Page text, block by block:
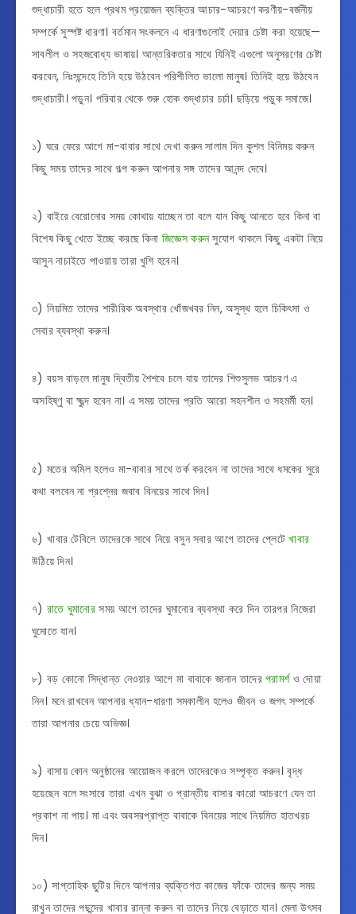
শুদ্ধাচারী হতে হলে প্রথম প্রয়োজন ব্যক্তির আচার-আচরণে করণীয়-বর্জনীয়
সম্পর্কে সুস্পষ্ট ধারণা। বর্তমান সংকলনে এ ধারণাগুলোই দেয়ার চেষ্টা করা হয়েছে—
সাবলীল ও সহজবোধ্য ভাষায়। আন্তরিকতার সাথে যিনিই এগুলো অনুসরণের চেষ্টা
করবেন, নিঃসন্দেহে তিনি হয়ে উঠবেন পরিশীলিত ভালো মানুষ। তিনিই হয়ে উঠবেন
শুদ্ধাচারী। পড়ুন। পরিবার থেকে শুরু হোক শুদ্ধাচার চর্চা। ছড়িয়ে পড়ুক সমাজে।
১) ঘরে ফেরে আগে মা-বাবার সাথে দেখা করুন সালাম দিন কুশল বিনিময় করুন
কিছু সময় তাদের সাথে গল্প করুন আপনার সঙ্গ তাদের আনন্দ দেবে।
২) বাইরে বেরোনোর সময় কোথায় যাচ্ছেন তা বলে যান কিছু আনতে হবে কিনা বা
বিশেষ কিছু খেতে ইচ্ছে করছে কিনাজিজ্ঞেস করুনসুযোগ থাকলে কিছু একটা নিয়ে
আসুন নাচাইতে পাওয়ায় তারা খুশি হবেন।
৩) ⁣নিয়মিত তাদের শারীরিক অবস্থার খোঁজখবর নিন, অসুস্থ হলে চিকিৎসা ও
সেবার ব্যবস্থা করুন।
৪) বয়স বাড়লে মানুষ দ্বিতীয় শৈশবে চলে যায় তাদের শিশুসুলভ আচরণ এ
অসহিষ্ণু বা ক্ষুব্দ হবেন না। এ সময় তাদের প্রতি আরো সহনশীল ও সহমর্মী হন।
৫) মতের অমিল হলেও মা-বাবার সাথে তর্ক করবেন না তাদের সাথে ধমকের সুরে
কথা বলবেন না প্রশ্নের জবাব বিনয়ের সাথে দিন।
৬) ⁣খাবার টেবিলে তাদেরকে সাথে নিয়ে বসুন সবার আগে তাদের প্লেটেখাবার
উঠিয়ে দিন।
৭) রাতে ঘুমানোর সময় আগে তাদের ঘুমানোর ব্যবস্থা করে দিন তারপর নিজেরা
ঘুমোতে যান।
৮) বড় কোনো সিদ্ধান্ত নেওয়ার আগে মা বাবাকে জানান তাদেরপরামর্শও দোয়া
নিন। ⁣মনে রাখবেন আপনার ধ্যান-ধারণা সমকালীন হলেও জীবন ও জগৎ সম্পর্কে
তারা আপনার চেয়ে অভিজ্ঞ।
৯) বাসায় কোন অনুষ্ঠানের আয়োজন করলে তাদেরকেও সম্পৃক্ত করুন। বৃদ্ধ
হয়েছেন বলে সংসারে তারা এখন বুঝা ও প্রান্তীয় বাসার কারো আচরণে যেন তা
প্রকাশ না পায়। ⁣মা এবং অবসরপ্রাপ্ত বাবাকে বিনয়ের সাথে নিয়মিত হাতখরচ
দিন।
১০) সাপ্তাহিক ছুটির দিনে আপনার ব্যক্তিগত কাজের ফাঁকে তাদের জন্য সময়
রাখুন তাদের পছন্দের খাবার রান্না করুন বা তাদের নিয়ে বেড়াতে যান। মেলা উৎসব